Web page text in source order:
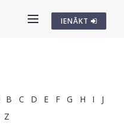
IENĀKT
B C D E F G H I
J
Z